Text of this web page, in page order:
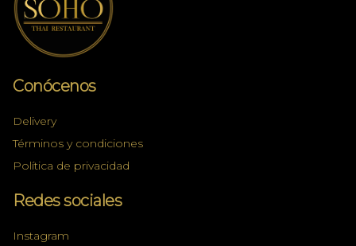
Conócenos
Delivery
Términos y condiciones
Política de privacidad
Redes sociales
Instagram